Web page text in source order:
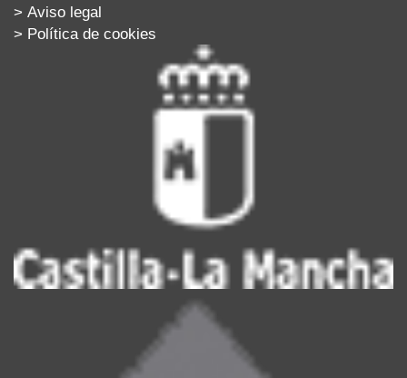
> Aviso legal
> Política de cookies